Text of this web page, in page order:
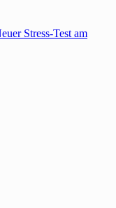
Stress-Test am